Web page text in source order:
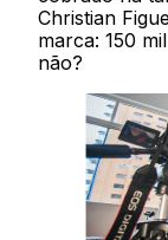
Christian
marca: 150
não?